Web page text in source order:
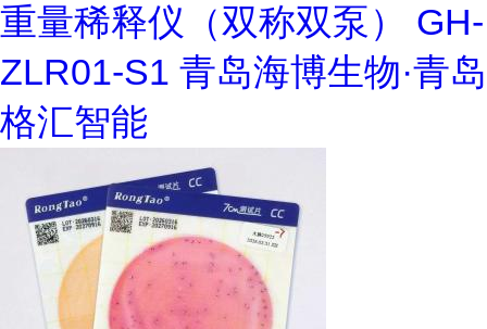
重量稀释仪（双称双泵） GH-
ZLR01-S1 青岛海博生物·青岛
格汇智能